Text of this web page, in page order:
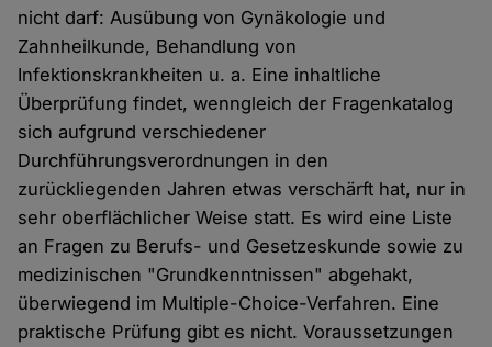
nicht darf: Ausübung von Gynäkologie und
Zahnheilkunde, Behandlung von
Infektionskrankheiten u. a. Eine inhaltliche
Überprüfung findet, wenngleich der Fragenkatalog
sich aufgrund verschiedener
Durchführungsverordnungen in den
zurückliegenden Jahren etwas verschärft hat, nur in
sehr oberflächlicher Weise statt. Es wird eine Liste
an Fragen zu Berufs- und Gesetzeskunde sowie zu
medizinischen "Grundkenntnissen" abgehakt,
überwiegend im Multiple-Choice-Verfahren. Eine
praktische Prüfung gibt es nicht. Voraussetzungen